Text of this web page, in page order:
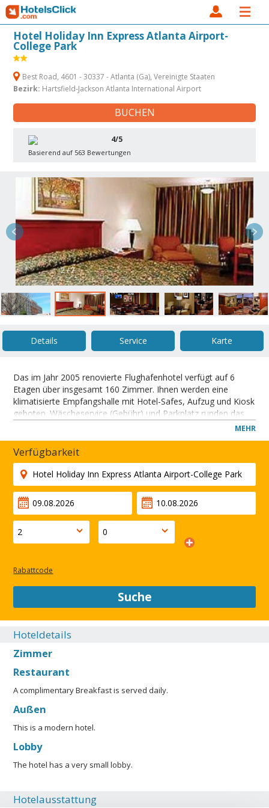
Hotel Holiday Inn Express Atlanta Airport-
College Park
Best Road, 4601 - 30337 - Atlanta (Ga), Vereinigte Staaten
Bezirk: Hartsfield-Jackson Atlanta International Airport
BUCHEN
4/5
Basierend auf 563 Bewertungen
2 / 7
Details Service Karte
Das im Jahr 2005 renovierte Flughafenhotel verfügt auf 6
Etagen über insgesamt 160 Zimmer. Ihnen werden eine
klimatisierte Empfangshalle mit Hotel-Safes, Aufzug und Kiosk
geboten. Wäscheservice (Gebühr) und Parkplatz runden das
offers a comfortable retreat from the hectic pace of the city.
Both corporate and leisure travelers experience the utmost
Southern hospitality while staying in Atlanta, Georgia. Near
the airport, the hotel's the perfect choice for your next
business trip, just minutes from Delta Airlines, Atlantic
Southeast Airlines and the FAA, and a free courtesy shuttle
can give you a ride.
MEHR
Verfügbarkeit
Rabattcode
Suche
Hoteldetails
Zimmer
Restaurant
A complimentary Breakfast is served daily.
Außen
This is a modern hotel.
Lobby
The hotel has a very small lobby.
Hotelausstattung